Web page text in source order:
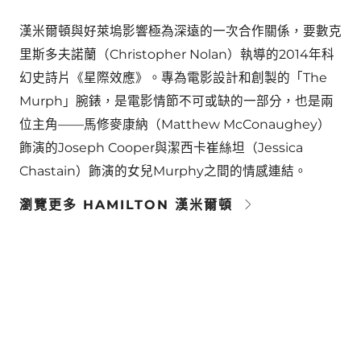
漢米爾頓與好萊塢影響極為深遠的一次合作關係，要數克
里斯多夫諾蘭（Christopher Nolan）執導的2014年科
幻史詩片《星際效應》。專為電影設計和創製的「The
Murph」腕錶，是電影情節不可或缺的一部分，也是兩
位主角——馬修麥康納（Matthew McConaughey）
飾演的Joseph Cooper與潔西卡崔絲坦（Jessica
Chastain）飾演的女兒Murphy之間的情感連結。
瀏覽更多 HAMILTON 漢米爾頓